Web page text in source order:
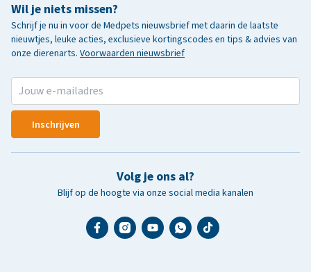
Wil je niets missen?
Schrijf je nu in voor de Medpets nieuwsbrief met daarin de laatste
nieuwtjes, leuke acties, exclusieve kortingscodes en tips & advies van
onze dierenarts. Voorwaarden nieuwsbrief
Inschrijven
Volg je ons al?
Blijf op de hoogte via onze social media kanalen